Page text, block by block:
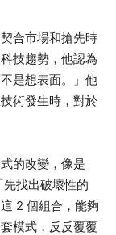
合市場和搶先時
技趨勢，他認為
是想表面。」他
術發生時，對於
的改變，像是
找出破壞性的
2 個組合，能夠
模式，反反覆覆